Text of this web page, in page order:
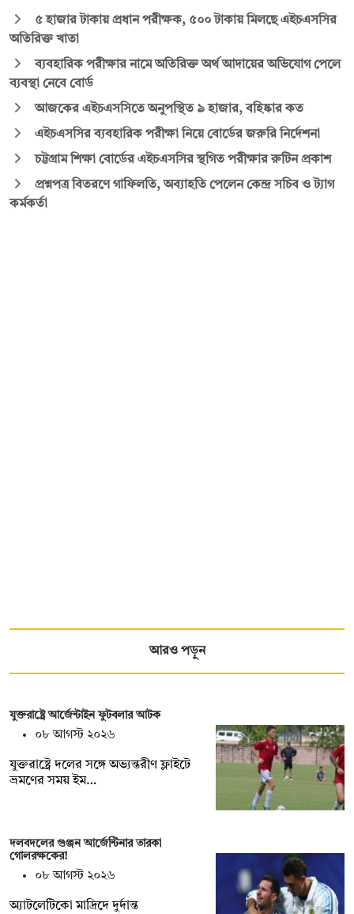
৫ হাজার টাকায় প্রধান পরীক্ষক, ৫০০ টাকায় মিলছে এইচএসসির
অতিরিক্ত খাতা
ব্যবহারিক পরীক্ষার নামে অতিরিক্ত অর্থ আদায়ের অভিযোগ পেলে
ব্যবস্থা নেবে বোর্ড
আজকের এইচএসসিতে অনুপস্থিত ৯ হাজার, বহিষ্কার কত
এইচএসসির ব্যবহারিক পরীক্ষা নিয়ে বোর্ডের জরুরি নির্দেশনা
চট্টগ্রাম শিক্ষা বোর্ডের এইচএসসির স্থগিত পরীক্ষার রুটিন প্রকাশ
প্রশ্নপত্র বিতরণে গাফিলতি, অব্যাহতি পেলেন কেন্দ্র সচিব ও ট্যাগ
কর্মকর্তা
আরও পড়ুন
যুক্তরাষ্ট্রে আর্জেন্টাইন ফুটবলার আটক
০৮ আগস্ট ২০২৬
যুক্তরাষ্ট্রে দলের সঙ্গে অভ্যন্তরীণ ফ্লাইটে
ভ্রমণের সময় ইম…
দলবদলের গুঞ্জন আর্জেন্টিনার তারকা
গোলরক্ষকের!
০৮ আগস্ট ২০২৬
অ্যাটলেটিকো মাদ্রিদে দুর্দান্ত